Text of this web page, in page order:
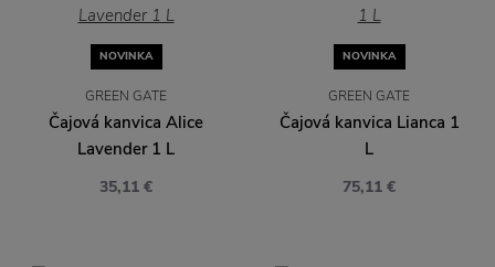
NOVINKA
GREEN GATE
Čajová kanvica Alice
Lavender 1 L
35,11 €
NOVINKA
GREEN GATE
Čajová kanvica Lianca 1
L
75,11 €